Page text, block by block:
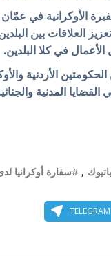
الأوكرانية في
العلاقات بين
في كلا البلدين.
بين الحكومتين
القضايا المدنية
, #سفارة أوكرانيا
TELEGRAM